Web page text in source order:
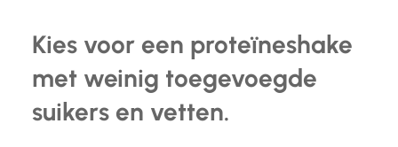
Kies voor een proteïneshake
met weinig toegevoegde
suikers en vetten.